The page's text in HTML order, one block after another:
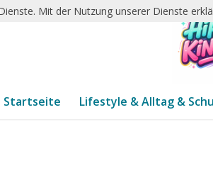
Startseite Lifestyle & Alltag &
Mit der Nutzung unserer Dienste